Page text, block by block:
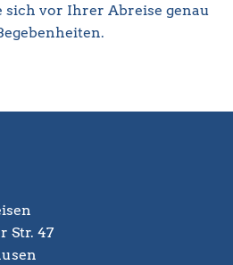
vor Ihrer Abreise genau
Str. 47